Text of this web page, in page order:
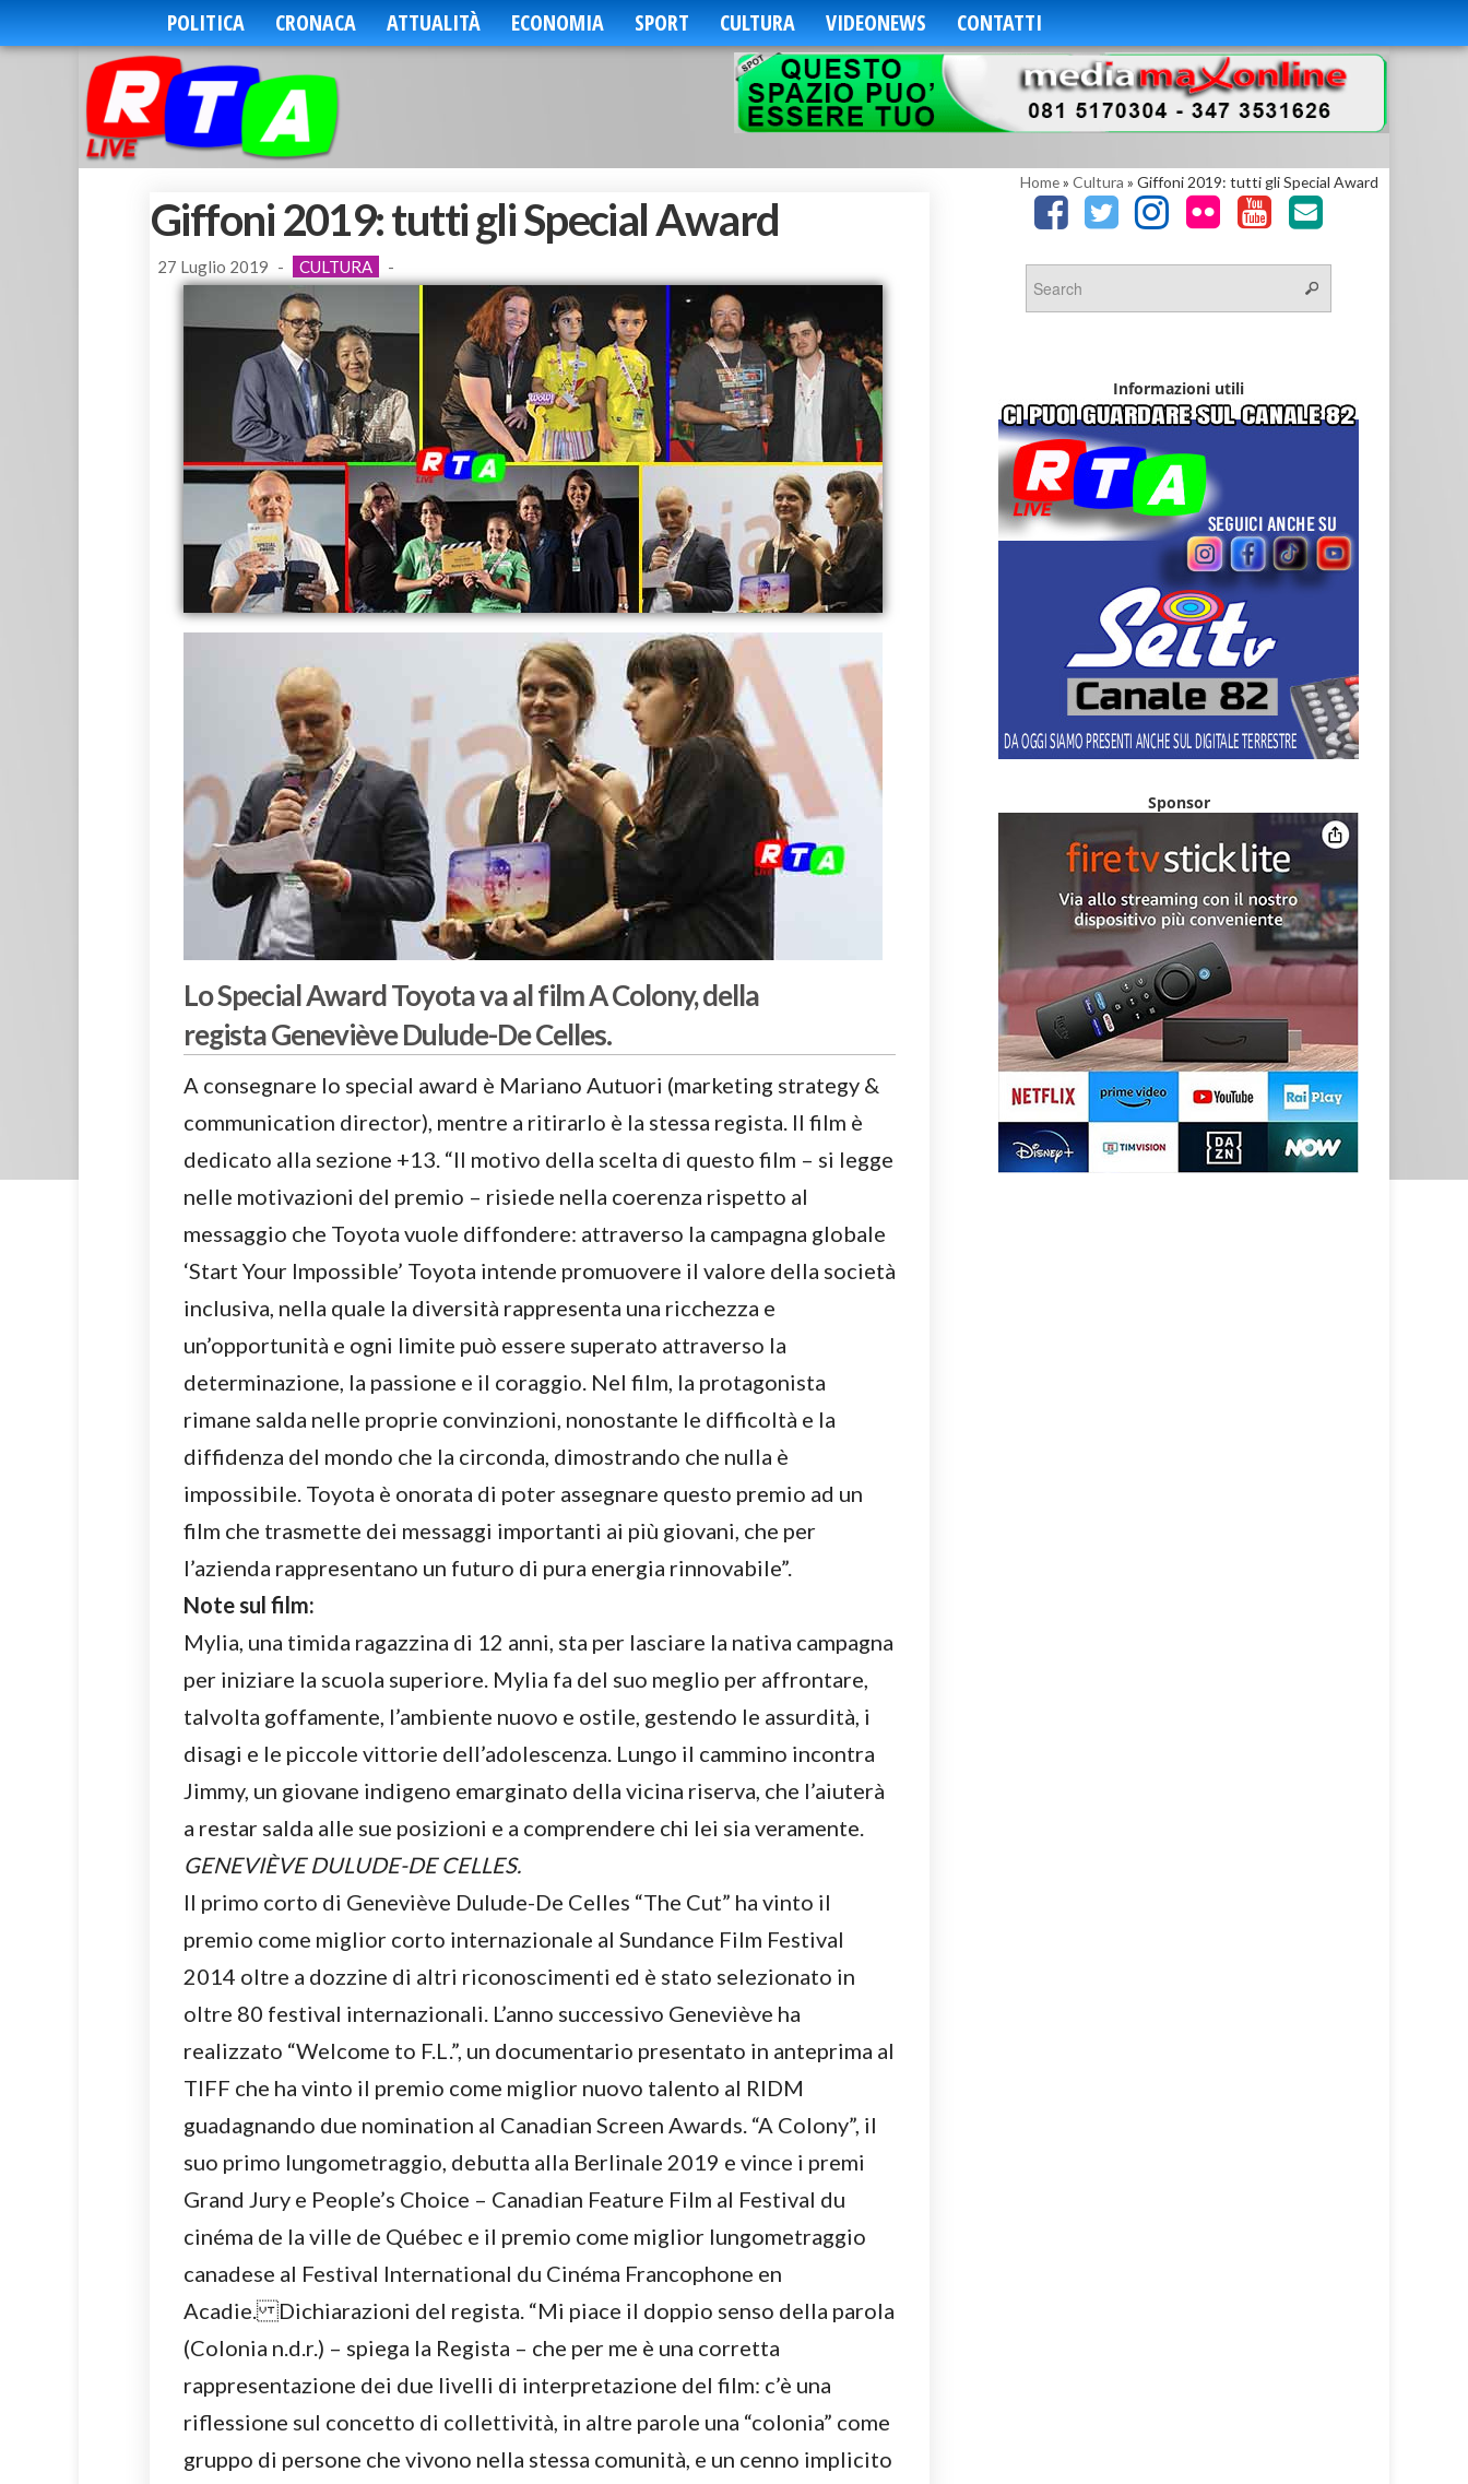
POLITICA CRONACA ATTUALITÀ ECONOMIA SPORT CULTURA VIDEONEWS CONTATTI
Home» Cultura » Giffoni 2019: tutti gli Special Award
Giffoni 2019: tutti gli Special Award
27 Luglio 2019 - CULTURA -
Lo Special Award Toyota va al film A Colony, della
regista Geneviève Dulude-De Celles.
A consegnare lo special award è Mariano Autuori (marketing strategy &
communication director), mentre a ritirarlo è la stessa regista. Il film è
dedicato alla sezione +13. “Il motivo della scelta di questo film – si legge
nelle motivazioni del premio – risiede nella coerenza rispetto al
messaggio che Toyota vuole diffondere: attraverso la campagna globale
‘Start Your Impossible’ Toyota intende promuovere il valore della società
inclusiva, nella quale la diversità rappresenta una ricchezza e
un’opportunità e ogni limite può essere superato attraverso la
determinazione, la passione e il coraggio. Nel film, la protagonista
rimane salda nelle proprie convinzioni, nonostante le difficoltà e la
diffidenza del mondo che la circonda, dimostrando che nulla è
impossibile. Toyota è onorata di poter assegnare questo premio ad un
film che trasmette dei messaggi importanti ai più giovani, che per
l’azienda rappresentano un futuro di pura energia rinnovabile”.
Note sul film:
Mylia, una timida ragazzina di 12 anni, sta per lasciare la nativa campagna
per iniziare la scuola superiore. Mylia fa del suo meglio per affrontare,
talvolta goffamente, l’ambiente nuovo e ostile, gestendo le assurdità, i
disagi e le piccole vittorie dell’adolescenza. Lungo il cammino incontra
Jimmy, un giovane indigeno emarginato della vicina riserva, che l’aiuterà
a restar salda alle sue posizioni e a comprendere chi lei sia veramente.
GENEVIÈVE DULUDE-DE CELLES.
Il primo corto di Geneviève Dulude-De Celles “The Cut” ha vinto il
premio come miglior corto internazionale al Sundance Film Festival
2014 oltre a dozzine di altri riconoscimenti ed è stato selezionato in
oltre 80 festival internazionali. L’anno successivo Geneviève ha
realizzato “Welcome to F.L.”, un documentario presentato in anteprima al
TIFF che ha vinto il premio come miglior nuovo talento al RIDM
guadagnando due nomination al Canadian Screen Awards. “A Colony”, il
suo primo lungometraggio, debutta alla Berlinale 2019 e vince i premi
Grand Jury e People’s Choice – Canadian Feature Film al Festival du
cinéma de la ville de Québec e il premio come miglior lungometraggio
canadese al Festival International du Cinéma Francophone en
Acadie. Dichiarazioni del regista. “Mi piace il doppio senso della parola
(Colonia n.d.r.) – spiega la Regista – che per me è una corretta
rappresentazione dei due livelli di interpretazione del film: c’è una
riflessione sul concetto di collettività, in altre parole una “colonia” come
gruppo di persone che vivono nella stessa comunità, e un cenno implicito
Informazioni utili
Sponsor